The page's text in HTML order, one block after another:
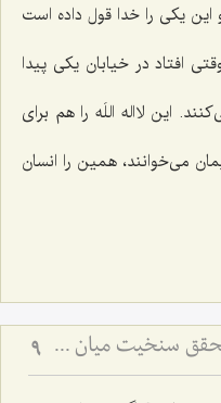
یکی را خدا قول داده است
افتاد در خیابان یکی پیدا
این لااله اللَه را هم برای
می‌خوانند، همین را انسان
معرفت پروردگار متوقف بر تحقق سنخیت میان عبد و رب 9